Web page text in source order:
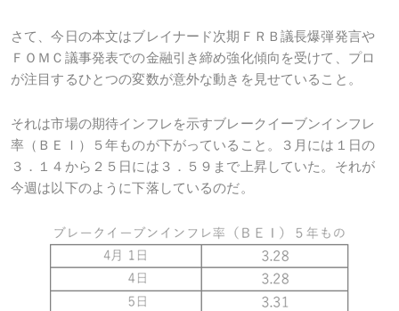
さて、今日の本文はブレイナード次期ＦＲＢ議長爆弾発言や
ＦＯＭＣ議事発表での金融引き締め強化傾向を受けて、プロ
が注目するひとつの変数が意外な動きを見せていること。
それは市場の期待インフレを示すブレークイーブンインフレ
率（ＢＥＩ）５年ものが下がっていること。３月には１日の
３．１４から２５日には３．５９まで上昇していた。それが
今週は以下のように下落しているのだ。